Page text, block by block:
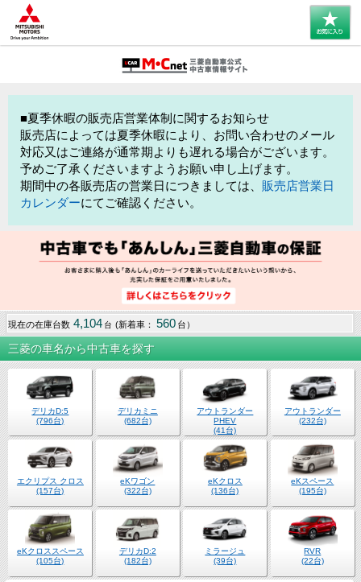
■夏季休暇の販売店営業体制に関するお知らせ
販売店によっては夏季休暇により、お問い合わせのメール
対応又はご連絡が通常期よりも遅れる場合がございます。
予めご了承くださいますようお願い申し上げます。
期間中の各販売店の営業日につきましては、 販売店営業日
カレンダーにてご確認ください。
現在の在庫台数 4,104 台 (新着車： 560 台）
三菱の車名から中古車を探す
デリカD:5
(796台)
デリカミニ
(682台)
アウトランダー
PHEV
(41台)
アウトランダー
(232台)
エクリプス クロス
(157台)
eKワゴン
(322台)
eKクロス
(136台)
eKスペース
(195台)
eKクロススペース
(105台)
デリカD:2
(182台)
ミラージュ
(39台)
RVR
(22台)